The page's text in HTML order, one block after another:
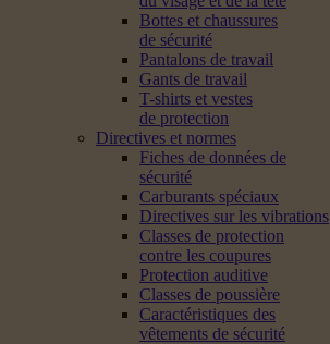
Bottes et chaussures
de sécurité
Pantalons de travail
Gants de travail
T-shirts et vestes
de protection
Directives et normes
Fiches de données de
sécurité
Carburants spéciaux
Directives sur les vibrations
Classes de protection
contre les coupures
Protection auditive
Classes de poussière
Caractéristiques des
vêtements de sécurité